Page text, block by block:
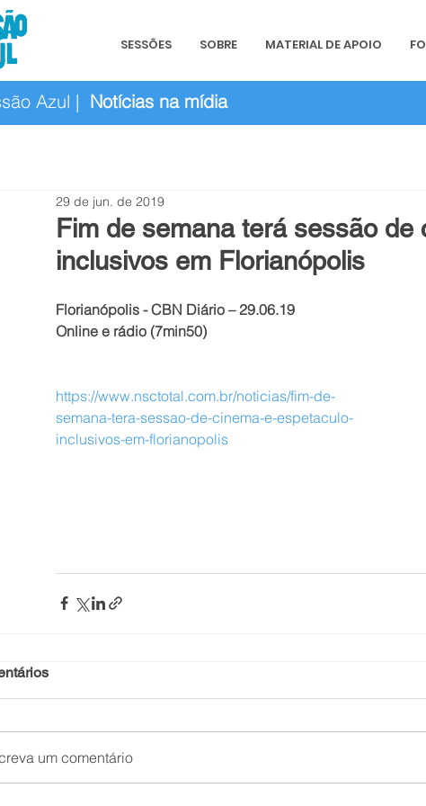
SESSÕES SOBRE MATERIAL DE APOIO
Azul | Notícias na mídia
Fim de semana terá sessão
inclusivos em Florianópolis
29 de jun. de 2019
Florianópolis - CBN Diário – 29.06.19
Online e rádio (7min50)
https://www.nsctotal.com.br/noticias/fim-de-
semana-tera-sessao-de-cinema-e-espetaculo-
inclusivos-em-florianopolis
um comentário